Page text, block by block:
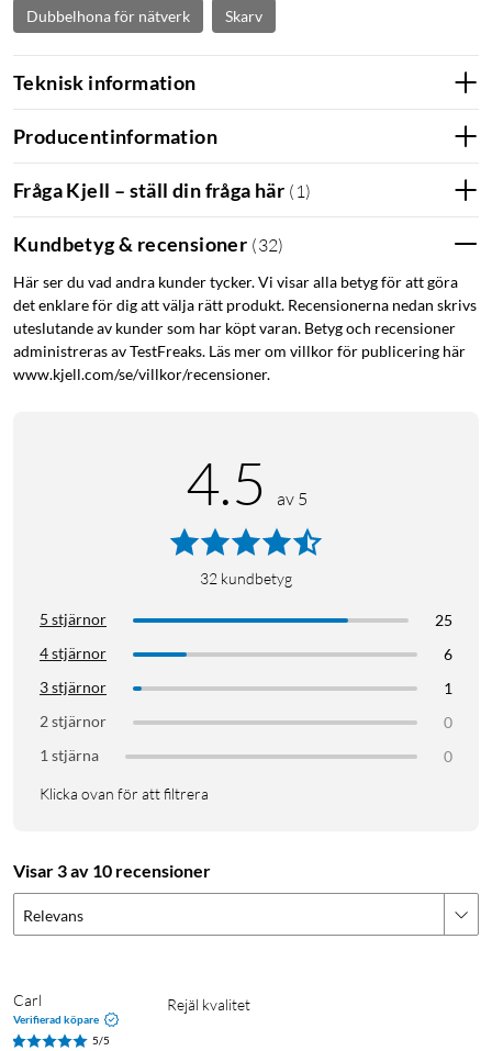
Dubbelhona för nätverk Skarv
Teknisk information
Producentinformation
Fråga Kjell – ställ din fråga här ( 1 )
Kundbetyg & recensioner (32)
Här ser du vad andra kunder tycker. Vi visar alla betyg för att göra
det enklare för dig att välja rätt produkt. Recensionerna nedan skrivs
uteslutande av kunder som har köpt varan. Betyg och recensioner
administreras av TestFreaks. Läs mer om villkor för publicering här
www.kjell.com/se/villkor/recensioner.
4.5 av 5
32 kundbetyg
5 stjärnor
25
4 stjärnor
6
3 stjärnor
1
2 stjärnor
0
1 stjärna
0
Klicka ovan för att filtrera
Visar 3 av 10 recensioner
Relevans
Carl
Verifierad köpare
5/5
Rejäl kvalitet